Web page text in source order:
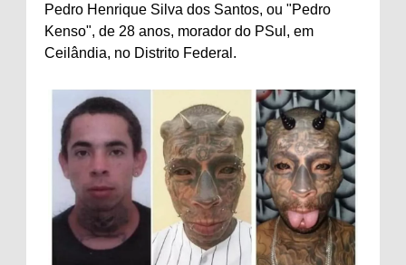
Pedro Henrique Silva dos Santos, ou "Pedro
Kenso", de 28 anos, morador do PSul, em
Ceilândia, no Distrito Federal.